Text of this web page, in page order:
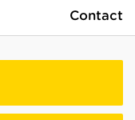
Contact